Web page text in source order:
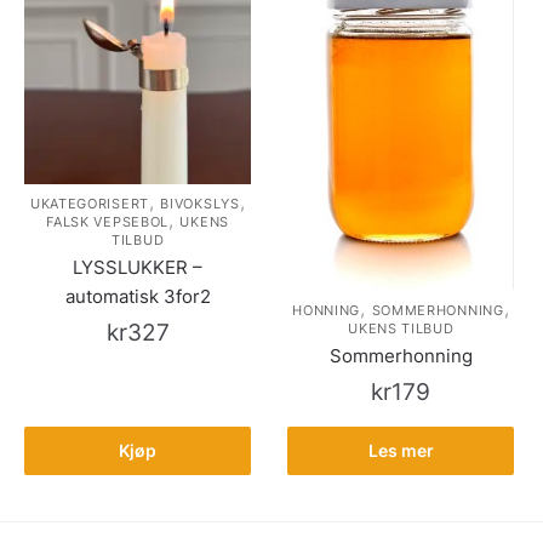
UKATEGORISERT, BIVOKSLYS,
FALSK VEPSEBOL, UKENS
TILBUD
LYSSLUKKER –
automatisk 3for2
kr327
Kjøp
HONNING, SOMMERHONNING,
UKENS TILBUD
Sommerhonning
kr179
Les mer